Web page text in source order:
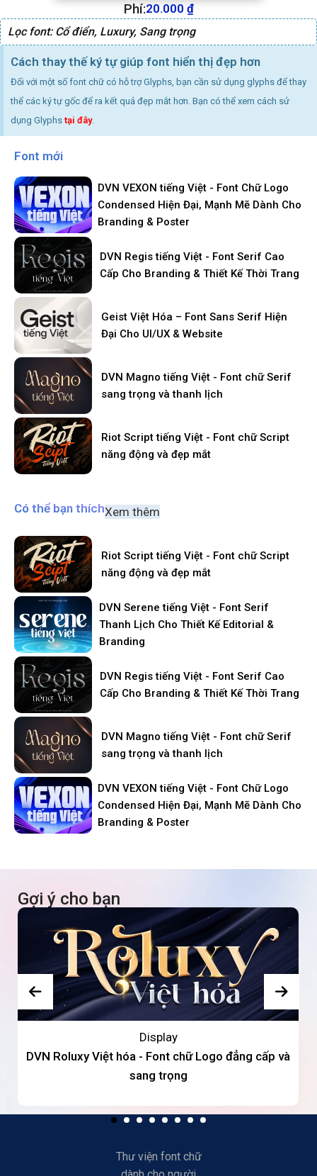
Phí:20.000 ₫
Lọc font: Cổ điển, Luxury, Sang trọng
Cách thay thế ký tự giúp font hiển thị đẹp hơn
Đối với một số font chữ có hỗ trợ Glyphs, bạn cần sử dụng glyphs để thay
thể các ký tự gốc để ra kết quả đẹp mắt hơn. Bạn có thể xem cách sử
dụng Glyphs tại đây.
Font mới
DVN VEXON tiếng Việt - Font Chữ Logo
Condensed Hiện Đại, Mạnh Mẽ Dành Cho
Branding & Poster
DVN Regis tiếng Việt - Font Serif Cao
Cấp Cho Branding & Thiết Kế Thời Trang
Geist Việt Hóa – Font Sans Serif Hiện
Đại Cho UI/UX & Website
DVN Magno tiếng Việt - Font chữ Serif
sang trọng và thanh lịch
Riot Script tiếng Việt - Font chữ Script
năng động và đẹp mắt
Có thể bạn thíchXem thêm
Riot Script tiếng Việt - Font chữ Script
năng động và đẹp mắt
DVN Serene tiếng Việt - Font Serif
Thanh Lịch Cho Thiết Kế Editorial &
Branding
DVN Regis tiếng Việt - Font Serif Cao
Cấp Cho Branding & Thiết Kế Thời Trang
DVN Magno tiếng Việt - Font chữ Serif
sang trọng và thanh lịch
DVN VEXON tiếng Việt - Font Chữ Logo
Condensed Hiện Đại, Mạnh Mẽ Dành Cho
Branding & Poster
Gợi ý cho bạn
Display
DVN Roluxy Việt hóa - Font chữ Logo đẳng cấp và
sang trọng
Thư viện font chữ